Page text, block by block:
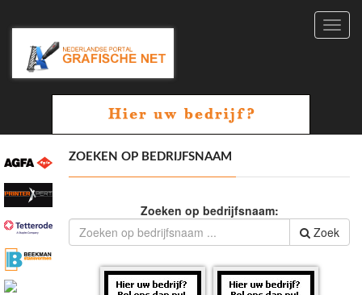
ZOEKEN OP BEDRIJFSNAAM
Zoeken op bedrijfsnaam:
Zoek